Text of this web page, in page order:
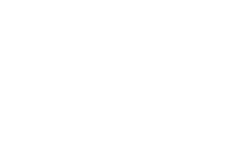
außen?) dabei und da würde ich sagen
hier gibt es eben beide Richtungen.
allgemein und auch was manche
viel die Angebote streuten von 10k€-